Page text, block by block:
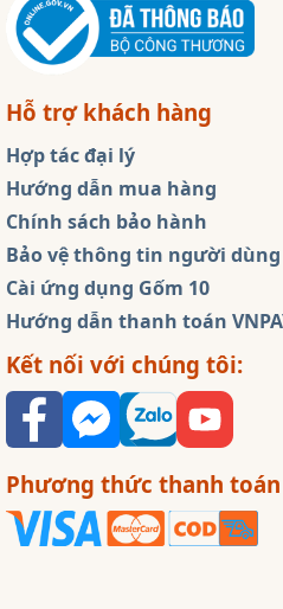
Hỗ trợ khách hàng
Hợp tác đại lý
Hướng dẫn mua hàng
Chính sách bảo hành
Bảo vệ thông tin người dùng
Cài ứng dụng Gốm 10
Hướng dẫn thanh toán
Kết nối với chúng tôi:
Phương thức thanh toán